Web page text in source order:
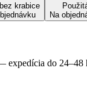
krabice
Na
expedícia do 24–48